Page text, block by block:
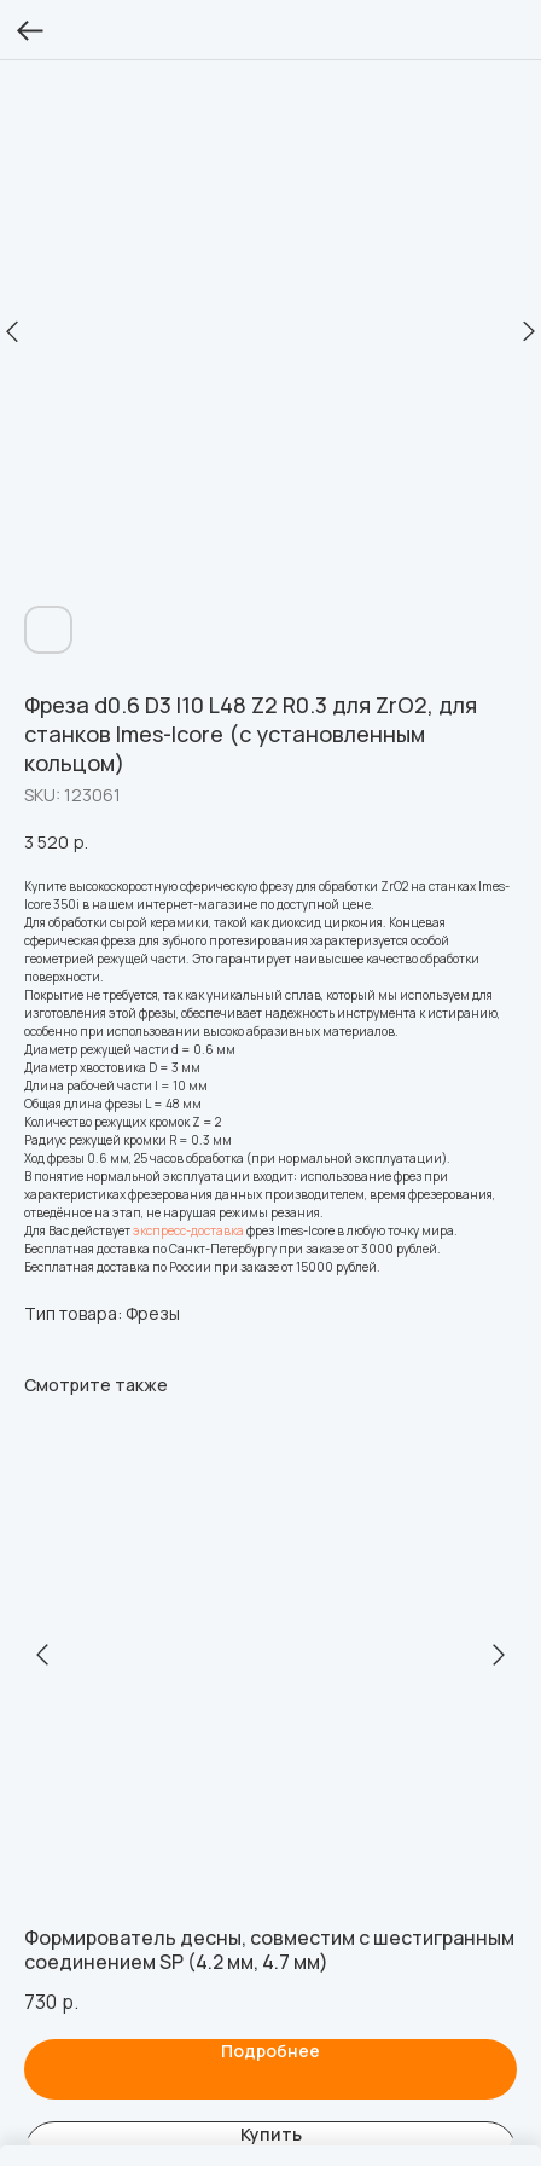
Фреза d0.6 D3 l10 L48 Z2 R0.3 для ZrO2, для
станков Imes-Icore (с установленным
кольцом)
SKU: 123061
3 520 р.
Купите высокоскоростную сферическую фрезу для обработки ZrO2 на станках Imes-
Icore 350i в нашем интернет-магазине по доступной цене.
Для обработки сырой керамики, такой как диоксид циркония. Концевая
сферическая фреза для зубного протезирования характеризуется особой
геометрией режущей части. Это гарантирует наивысшее качество обработки
поверхности.
Покрытие не требуется, так как уникальный сплав, который мы используем для
изготовления этой фрезы, обеспечивает надежность инструмента к истиранию,
особенно при использовании высоко абразивных материалов.
Диаметр режущей части d = 0.6 мм
Диаметр хвостовика D = 3 мм
Длина рабочей части l = 10 мм
Общая длина фрезы L = 48 мм
Количество режущих кромок Z = 2
Радиус режущей кромки R = 0.3 мм
Ход фрезы 0.6 мм, 25 часов обработка (при нормальной эксплуатации).
В понятие нормальной эксплуатации входит: использование фрез при
характеристиках фрезерования данных производителем, время фрезерования,
отведённое на этап, не нарушая режимы резания.
Для Вас действуетэкспресс-доставка фрез Imes-Icore в любую точку мира.
Бесплатная доставка по Санкт-Петербургу при заказе от 3000 рублей.
Бесплатная доставка по России при заказе от 15000 рублей.
Тип товара: Фрезы
Смотрите также
Формирователь десны, совместим с шестигранным
соединением SP (4.2 мм, 4.7 мм)
730 р.
Подробнее
Купить